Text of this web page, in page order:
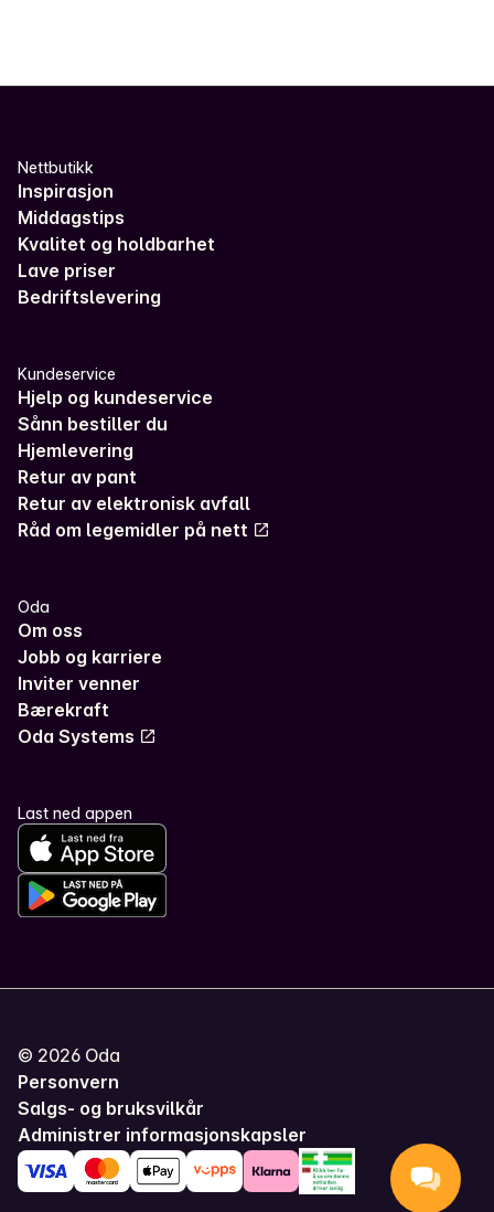
Nettbutikk
Inspirasjon
Middagstips
Kvalitet og holdbarhet
Lave priser
Bedriftslevering
Kundeservice
Hjelp og kundeservice
Sånn bestiller du
Hjemlevering
Retur av pant
Retur av elektronisk avfall
Råd om legemidler på nett
Oda
Om oss
Jobb og karriere
Inviter venner
Bærekraft
Oda Systems
Last ned appen
© 2026 Oda
Personvern
Salgs- og bruksvilkår
Administrer informasjonskapsler